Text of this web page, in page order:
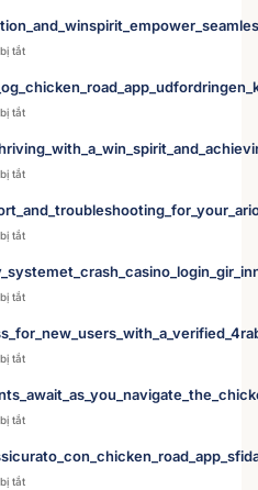
tắtở
tắtở
tắtở
tắtở
tắtở
tắtở
tắtở
tắtở